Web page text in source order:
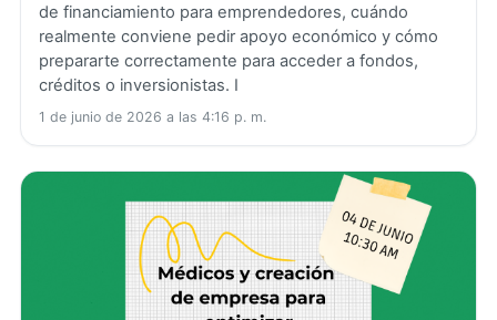
de financiamiento para emprendedores, cuándo
realmente conviene pedir apoyo económico y cómo
prepararte correctamente para acceder a fondos,
créditos o inversionistas. I
1 de junio de 2026 a las 4:16 p. m.